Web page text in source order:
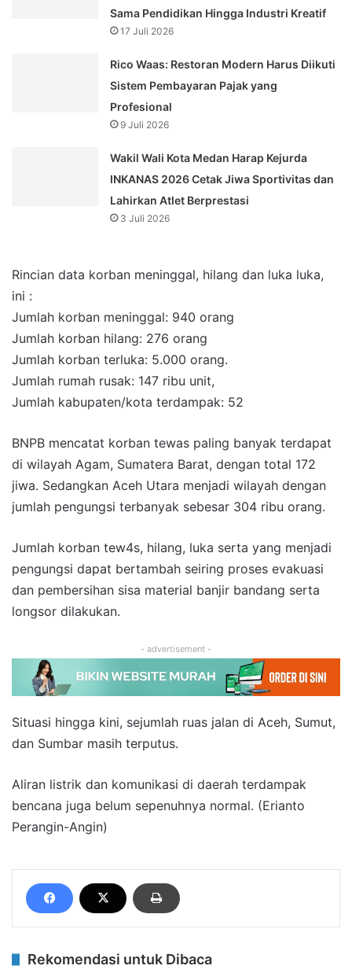
Sama Pendidikan Hingga Industri Kreatif
17 Juli 2026
Rico Waas: Restoran Modern Harus Diikuti
Sistem Pembayaran Pajak yang
Profesional
9 Juli 2026
Wakil Wali Kota Medan Harap Kejurda
INKANAS 2026 Cetak Jiwa Sportivitas dan
Lahirkan Atlet Berprestasi
3 Juli 2026
Rincian data korban meninggal, hilang dan luka luka,
ini :
Jumlah korban meninggal: 940 orang
Jumlah korban hilang: 276 orang
Jumlah korban terluka: 5.000 orang.
Jumlah rumah rusak: 147 ribu unit,
Jumlah kabupaten/kota terdampak: 52
BNPB mencatat korban tewas paling banyak terdapat
di wilayah Agam, Sumatera Barat, dengan total 172
jiwa. Sedangkan Aceh Utara menjadi wilayah dengan
jumlah pengungsi terbanyak sebesar 304 ribu orang.
Jumlah korban tew4s, hilang, luka serta yang menjadi
pengungsi dapat bertambah seiring proses evakuasi
dan pembersihan sisa material banjir bandang serta
longsor dilakukan.
- advertisement -
Situasi hingga kini, sejumlah ruas jalan di Aceh, Sumut,
dan Sumbar masih terputus.
Aliran listrik dan komunikasi di daerah terdampak
bencana juga belum sepenuhnya normal. (Erianto
Perangin-Angin)
Rekomendasi untuk Dibaca